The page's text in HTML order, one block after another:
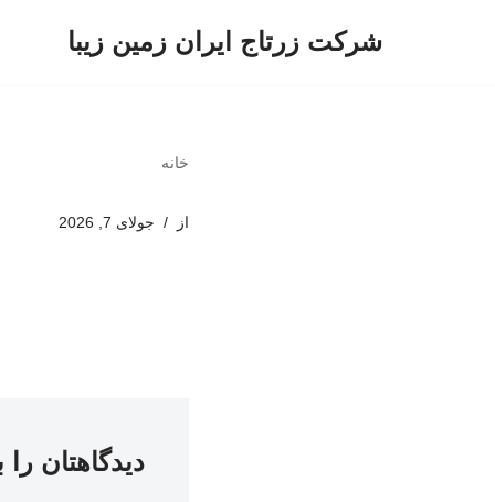
شرکت زرتاج ایران زمین زیبا
خانه
از جولای 7, 2026
دیدگاهتان را